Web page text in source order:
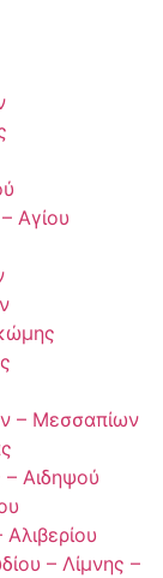
Αγίου
– Μεσσαπίων
– Αιδηψού
– Λίμνης –